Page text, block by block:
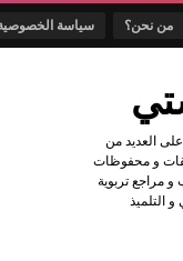
من نحن؟ سياسة
العديد من
و محفوظات
و مراجع تربوية
التلميذ